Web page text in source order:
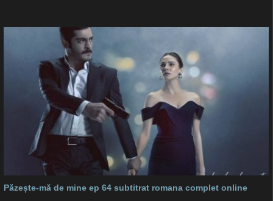
Păzește-mă de mine ep 64 subtitrat romana complet online